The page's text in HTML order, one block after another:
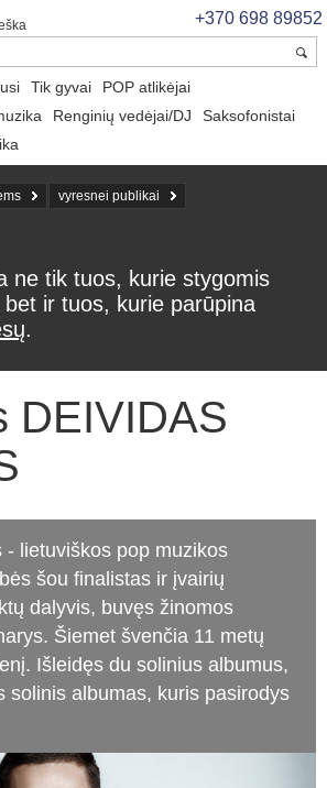
+370 698 89852
Tik gyvai
POP atlikėjai
Renginių vedėjai/DJ
Saksofonistai
vyresnei publikai
ne tik tuos, kurie stygomis
ir tuos, kurie parūpina
.
DEIVIDAS
- lietuviškos pop muzikos
šou finalistas ir įvairių
dalyvis, buvęs žinomos
Šiemet švenčia 11 metų
Išleidęs du solinius albumus,
solinis albumas, kuris pasirodys